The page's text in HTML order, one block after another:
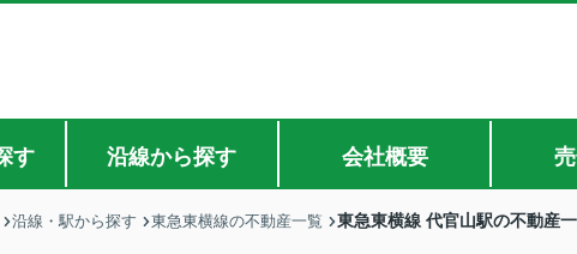
す 沿線から探す 会社概要
沿線・駅から探す 東急東横線の不動産一覧 東急東横線 代官山駅の不動産